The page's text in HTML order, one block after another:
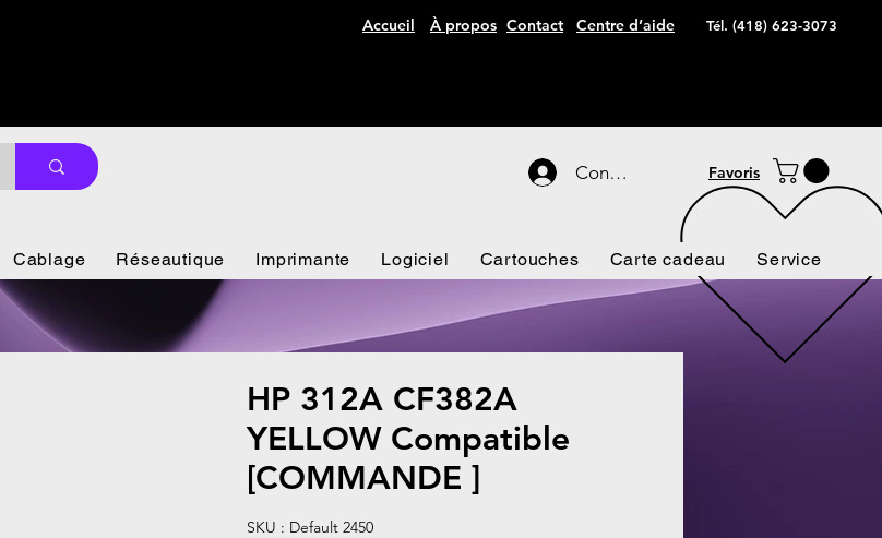
Accueil À propos Contact Centre d’aide Tél. (418) 623-3073
Connexion Favoris
Cablage Réseautique Imprimante Logiciel Cartouches Carte cadeau Service
HP 312A CF382A
YELLOW Compatible
[COMMANDE ]
SKU : Default 2450